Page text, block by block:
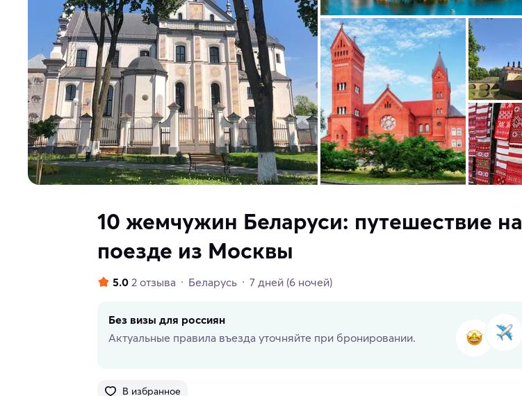
10 жемчужин Беларуси: путешествие на
поезде из Москвы
В избранное
5.0 2 отзыва Беларусь 7 дней (6 ночей)
Без визы для россиян
Актуальные правила въезда уточняйте при бронировании.